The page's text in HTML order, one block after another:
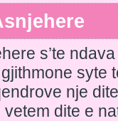
s’te
syte
nje
vetem dite e